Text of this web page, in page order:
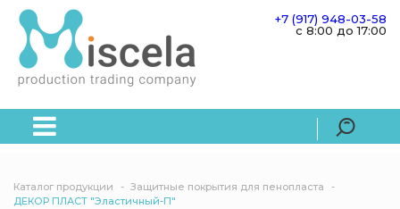
+7 (917) 948-03-58
c 8:00 до 17:00
Каталог продукции
Защитные покрытия для пенопласта
ДЕКОР ПЛАСТ "Эластичный-П"